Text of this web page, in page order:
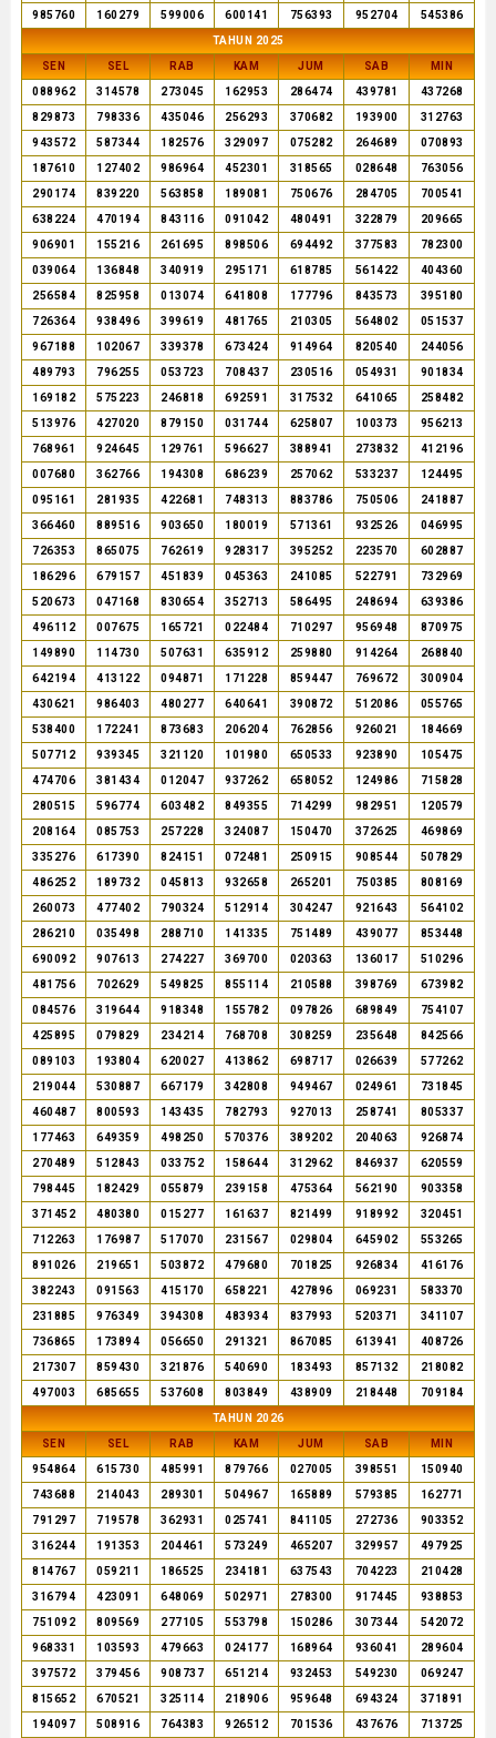
985760 160279 599006 600141 756393 952704 545386
TAHUN 2025
SEN SEL RAB KAM JUM SAB MIN
088962 314578 273045 162953 286474 439781 437268
829873 798336 435046 256293 370682 193900 312763
943572 587344 182576 329097 075282 264689 070893
187610 127402 986964 452301 318565 028648 763056
290174 839220 563858 189081 750676 284705 700541
638224 470194 843116 091042 480491 322879 209665
906901 155216 261695 898506 694492 377583 782300
039064 136848 340919 295171 618785 561422 404360
256584 825958 013074 641808 177796 843573 395180
726364 938496 399619 481765 210305 564802 051537
967188 102067 339378 673424 914964 820540 244056
489793 796255 053723 708437 230516 054931 901834
169182 575223 246818 692591 317532 641065 258482
513976 427020 879150 031744 625807 100373 956213
768961 924645 129761 596627 388941 273832 412196
007680 362766 194308 686239 257062 533237 124495
095161 281935 422681 748313 883786 750506 241887
366460 889516 903650 180019 571361 932526 046995
726353 865075 762619 928317 395252 223570 602887
186296 679157 451839 045363 241085 522791 732969
520673 047168 830654 352713 586495 248694 639386
496112 007675 165721 022484 710297 956948 870975
149890 114730 507631 635912 259880 914264 268840
642194 413122 094871 171228 859447 769672 300904
430621 986403 480277 640641 390872 512086 055765
538400 172241 873683 206204 762856 926021 184669
507712 939345 321120 101980 650533 923890 105475
474706 381434 012047 937262 658052 124986 715828
280515 596774 603482 849355 714299 982951 120579
208164 085753 257228 324087 150470 372625 469869
335276 617390 824151 072481 250915 908544 507829
486252 189732 045813 932658 265201 750385 808169
260073 477402 790324 512914 304247 921643 564102
286210 035498 288710 141335 751489 439077 853448
690092 907613 274227 369700 020363 136017 510296
481756 702629 549825 855114 210588 398769 673982
084576 319644 918348 155782 097826 689849 754107
425895 079829 234214 768708 308259 235648 842566
089103 193804 620027 413862 698717 026639 577262
219044 530887 667179 342808 949467 024961 731845
460487 800593 143435 782793 927013 258741 805337
177463 649359 498250 570376 389202 204063 926874
270489 512843 033752 158644 312962 846937 620559
798445 182429 055879 239158 475364 562190 903358
371452 480380 015277 161637 821499 918992 320451
712263 176987 517070 231567 029804 645902 553265
891026 219651 503872 479680 701825 926834 416176
382243 091563 415170 658221 427896 069231 583370
231885 976349 394308 483934 837993 520371 341107
736865 173894 056650 291321 867085 613941 408726
217307 859430 321876 540690 183493 857132 218082
497003 685655 537608 803849 438909 218448 709184
TAHUN 2026
SEN SEL RAB KAM JUM SAB MIN
954864 615730 485991 879766 027005 398551 150940
743688 214043 289301 504967 165889 579385 162771
791297 719578 362931 025741 841105 272736 903352
316244 191353 204461 573249 465207 329957 497925
814767 059211 186525 234181 637543 704223 210428
316794 423091 648069 502971 278300 917445 938853
751092 809569 277105 553798 150286 307344 542072
968331 103593 479663 024177 168964 936041 289604
397572 379456 908737 651214 932453 549230 069247
815652 670521 325114 218906 959648 694324 371891
194097 508916 764383 926512 701536 437676 713725